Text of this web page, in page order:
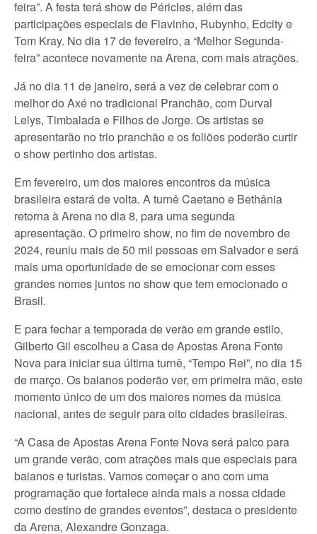
feira”. A festa terá show de Péricles, além das
participações especiais de Flavinho, Rubynho, Edcity e
Tom Kray. No dia 17 de fevereiro, a “Melhor Segunda-
feira” acontece novamente na Arena, com mais atrações.
Já no dia 11 de janeiro, será a vez de celebrar com o
melhor do Axé no tradicional Pranchão, com Durval
Lelys, Timbalada e Filhos de Jorge. Os artistas se
apresentarão no trio pranchão e os foliões poderão curtir
o show pertinho dos artistas.
Em fevereiro, um dos maiores encontros da música
brasileira estará de volta. A turnê Caetano e Bethânia
retorna à Arena no dia 8, para uma segunda
apresentação. O primeiro show, no fim de novembro de
2024, reuniu mais de 50 mil pessoas em Salvador e será
mais uma oportunidade de se emocionar com esses
grandes nomes juntos no show que tem emocionado o
Brasil.
E para fechar a temporada de verão em grande estilo,
Gilberto Gil escolheu a Casa de Apostas Arena Fonte
Nova para iniciar sua última turnê, “Tempo Rei”, no dia 15
de março. Os baianos poderão ver, em primeira mão, este
momento único de um dos maiores nomes da música
nacional, antes de seguir para oito cidades brasileiras.
“A Casa de Apostas Arena Fonte Nova será palco para
um grande verão, com atrações mais que especiais para
baianos e turistas. Vamos começar o ano com uma
programação que fortalece ainda mais a nossa cidade
como destino de grandes eventos”, destaca o presidente
da Arena, Alexandre Gonzaga.